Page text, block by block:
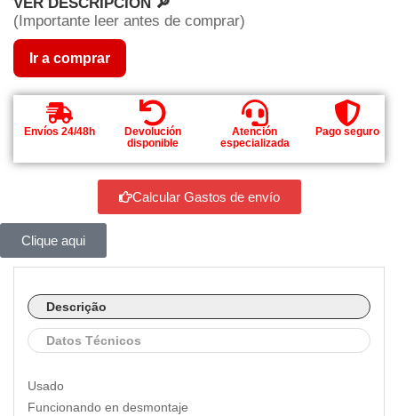
(Importante leer antes de comprar)
Ir a comprar
Envíos 24/48h
Devolución
disponible
Atención
especializada
Pago seguro
Calcular Gastos de envío
Clique aqui
Descrição
Datos Técnicos
Usado
Funcionando en desmontaje